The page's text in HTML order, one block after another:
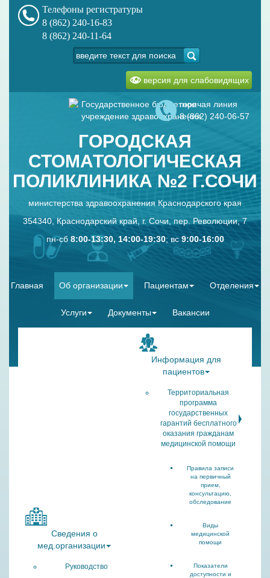
Телефоны регистратуры
8 (862) 240-16-83
8 (862) 240-11-64
версия для слабовидящих
Государственное бюджетное
учреждение здравоохранения
горячая линия
8 (862) 240-06-57
ГОРОДСКАЯ
СТОМАТОЛОГИЧЕСКАЯ
ПОЛИКЛИНИКА №2 Г.СОЧИ
министерства здравоохранения Краснодарского края
354340, Краснодарский край, г. Сочи, пер. Революции, 7
пн-сб 8:00-13:30, 14:00-19:30; вс 9:00-16:00
Главная Об организации Пациентам Отделения
Услуги Документы Вакансии
Сведения о
мед.организации
Руководство
Информация для
пациентов
Территориальная
программа
государственных
гарантий бесплатного
оказания гражданам
медицинской помощи
Правила записи
на первичный
прием,
консультацию,
обследование
Виды
медицинской
помощи
Показатели
доступности и